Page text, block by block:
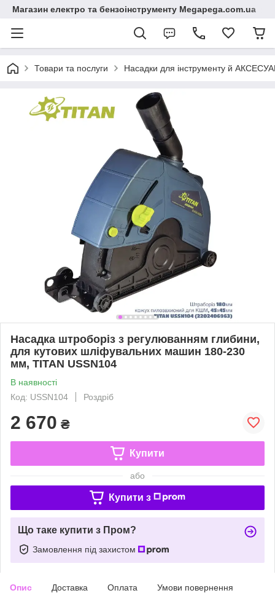
Магазин електро та бензоінструменту Megapega.com.ua
Товари та послуги Насадки для інструменту й
Насадка штроборіз з регулюванням глибини,
для кутових шліфувальних машин 180-230
мм, TITAN USSN104
В наявності
Код: USSN104
Роздріб
2 670 ₴
Купити
або
Купити з
Що таке купити з Пром?
Замовлення під захистом
Опис Доставка Оплата Умови повернення